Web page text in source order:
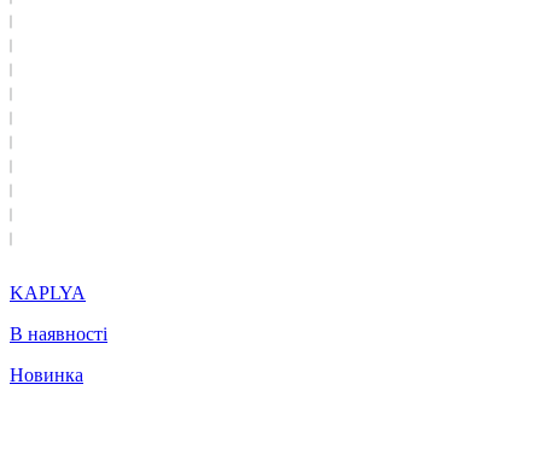
KAPLYA
В наявності
Новинка